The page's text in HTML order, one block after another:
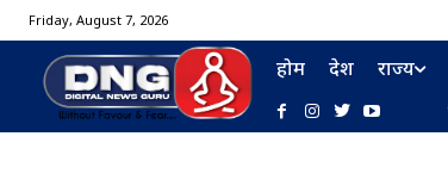
Friday, August 7, 2026
होम देश राज्य